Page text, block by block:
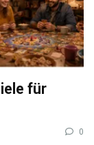
für
0